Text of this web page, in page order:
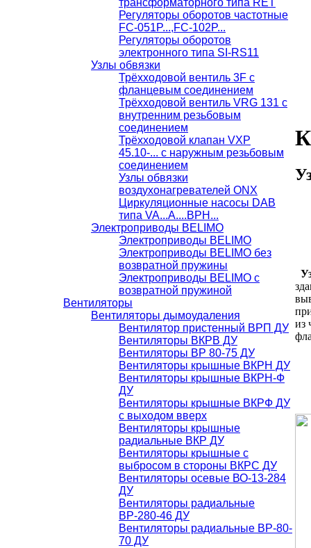
трансформаторного типа RET
Регуляторы оборотов частотные
FC-051P...,FC-102P...
Регуляторы оборотов
электронного типа SI-RS11
Узлы обвязки
Трёхходовой вентиль 3F с
фланцевым соединением
Трёхходовой вентиль VRG 131 с
внутренним резьбовым
соединением
Трёхходовой клапан VXP
45.10-... с наружным резьбовым
соединением
Узлы обвязки
воздухонагревателей ONX
Циркуляционные насосы DAB
типа VA...A....BPH...
Электроприводы BELIMO
Электроприводы BELIMO
Электроприводы BELIMO без
возвратной пружины
Электроприводы BELIMO с
возвратной пружиной
Вентиляторы
Вентиляторы дымоудаления
Вентилятор пристенный ВРП ДУ
Вентиляторы ВКРВ ДУ
Вентиляторы ВР 80-75 ДУ
Вентиляторы крышные ВКРН ДУ
Вентиляторы крышные ВКРН-Ф
ДУ
Вентиляторы крышные ВКРФ ДУ
с выходом вверх
Вентиляторы крышные
радиальные ВКР ДУ
Вентиляторы крышные с
выбросом в стороны ВКРС ДУ
Вентиляторы осевые ВО-13-284
ДУ
Вентиляторы радиальные
ВР-280-46 ДУ
Вентиляторы радиальные ВР-80-
70 ДУ
из